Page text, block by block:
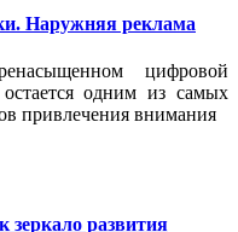
Наружняя реклама
цифровой
одним из самых
привлечения внимания
зеркало развития